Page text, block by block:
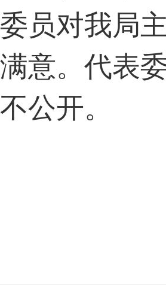
员对我局
意。代表
公开。